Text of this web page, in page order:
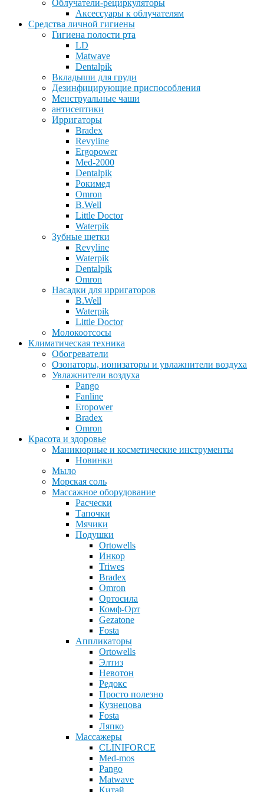
Облучатели-рециркуляторы
Аксессуары к облучателям
Средства личной гигиены
Гигиена полости рта
LD
Matwave
Dentalpik
Вкладыши для груди
Дезинфицирующие приспособления
Менструальные чаши
антисептики
Ирригаторы
Bradex
Revyline
Ergopower
Med-2000
Dentalpik
Рокимед
Omron
B.Well
Little Doctor
Waterpik
Зубные щетки
Revyline
Waterpik
Dentalpik
Omron
Насадки для ирригаторов
B.Well
Waterpik
Little Doctor
Молокоотсосы
Климатическая техника
Обогреватели
Озонаторы, ионизаторы и увлажнители воздуха
Увлажнители воздуха
Pango
Fanline
Eropower
Bradex
Omron
Красота и здоровье
Маникюрные и косметические инструменты
Новинки
Мыло
Морская соль
Массажное оборудование
Расчески
Тапочки
Мячики
Подушки
Ortowells
Инкор
Triwes
Bradex
Omron
Ортосила
Комф-Орт
Gezatone
Fosta
Аппликаторы
Ortowells
Элтиз
Невотон
Редокс
Просто полезно
Кузнецова
Fosta
Ляпко
Массажеры
CLINIFORCE
Med-mos
Pango
Matwave
Китай